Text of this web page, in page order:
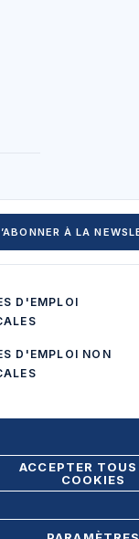
À LA
D'EMPLOI
D'EMPLOI NON
ACCEPTER TOUS
COOKIES